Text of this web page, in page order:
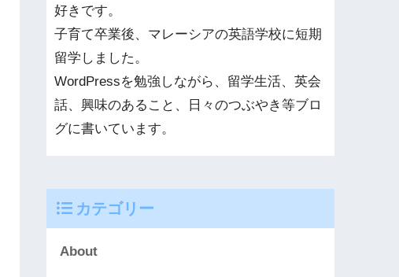
好きです。
子育て卒業後、マレーシアの英語学校に短期
留学しました。
WordPressを勉強しながら、留学生活、英会
話、興味のあること、日々のつぶやき等ブロ
グに書いています。
カテゴリー
About